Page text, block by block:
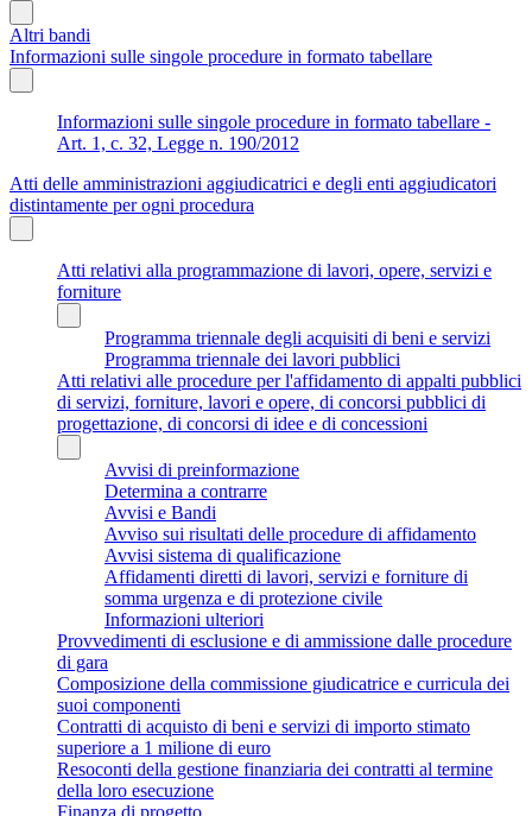
Altri bandi
Informazioni sulle singole procedure in formato tabellare
Informazioni sulle singole procedure in formato tabellare -
Art. 1, c. 32, Legge n. 190/2012
Atti delle amministrazioni aggiudicatrici e degli enti aggiudicatori
distintamente per ogni procedura
Atti relativi alla programmazione di lavori, opere, servizi e
forniture
Programma triennale degli acquisiti di beni e servizi
Programma triennale dei lavori pubblici
Atti relativi alle procedure per l'affidamento di appalti pubblici
di servizi, forniture, lavori e opere, di concorsi pubblici di
progettazione, di concorsi di idee e di concessioni
Avvisi di preinformazione
Determina a contrarre
Avvisi e Bandi
Avviso sui risultati delle procedure di affidamento
Avvisi sistema di qualificazione
Affidamenti diretti di lavori, servizi e forniture di
somma urgenza e di protezione civile
Informazioni ulteriori
Provvedimenti di esclusione e di ammissione dalle procedure
di gara
Composizione della commissione giudicatrice e curricula dei
suoi componenti
Contratti di acquisto di beni e servizi di importo stimato
superiore a 1 milione di euro
Resoconti della gestione finanziaria dei contratti al termine
della loro esecuzione
Finanza di progetto